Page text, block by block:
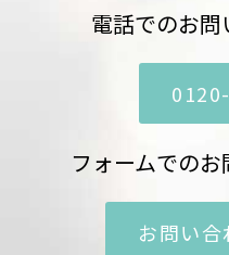
電話でのお
フォームでの
お問い合